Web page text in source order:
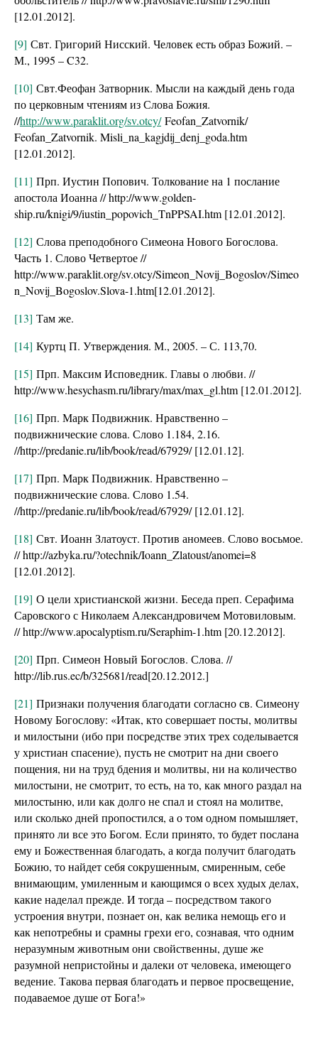
[12.01.2012].
[9] Свт. Григорий Нисский. Человек есть образ Божий. –
М., 1995 – C32.
[10] Свт.Феофан Затворник. Мысли на каждый день года
по церковным чтениям из Слова Божия.
//http://www.paraklit.org/sv.otcy/Feofan_Zatvornik/
Feofan_Zatvornik. Misli_na_kagjdij_denj_goda.htm
[12.01.2012].
[11] Прп. Иустин Попович. Толкование на 1 послание
апостола Иоанна // http://www.golden-
ship.ru/knigi/9/iustin_popovich_TnPPSAI.htm [12.01.2012].
[12] Слова преподобного Симеона Нового Богослова.
Часть 1. Слово Четвертое //
http://www.paraklit.org/sv.otcy/Simeon_Novij_Bogoslov/Simeo
n_Novij_Bogoslov.Slova-1.htm[12.01.2012].
[13] Там же.
[14] Куртц П. Утверждения. М., 2005. – С. 113,70.
[15] Прп. Максим Исповедник. Главы о любви. //
http://www.hesychasm.ru/library/max/max_gl.htm [12.01.2012].
[16] Прп. Марк Подвижник. Нравственно –
подвижнические слова. Слово 1.184, 2.16.
//http://predanie.ru/lib/book/read/67929/ [12.01.12].
[17] Прп. Марк Подвижник. Нравственно –
подвижнические слова. Слово 1.54.
//http://predanie.ru/lib/book/read/67929/ [12.01.12].
[18] Свт. Иоанн Златоуст. Против аномеев. Слово восьмое.
// http://azbyka.ru/?otechnik/Ioann_Zlatoust/anomei=8
[12.01.2012].
[19] О цели христианской жизни. Беседа преп. Серафима
Саровского с Николаем Александровичем Мотовиловым.
// http://www.apocalyptism.ru/Seraphim-1.htm [20.12.2012].
[20] Прп. Симеон Новый Богослов. Слова. //
http://lib.rus.ec/b/325681/read[20.12.2012.]
[21] Признаки получения благодати согласно св. Симеону
Новому Богослову: «Итак, кто совершает посты, молитвы
и милостыни (ибо при посредстве этих трех соделывается
у христиан спасение), пусть не смотрит на дни своего
пощения, ни на труд бдения и молитвы, ни на количество
милостыни, не смотрит, то есть, на то, как много раздал на
милостыню, или как долго не спал и стоял на молитве,
или сколько дней пропостился, а о том одном помышляет,
принято ли все это Богом. Если принято, то будет послана
ему и Божественная благодать, а когда получит благодать
Божию, то найдет себя сокрушенным, смиренным, себе
внимающим, умиленным и кающимся о всех худых делах,
какие наделал прежде. И тогда – посредством такого
устроения внутри, познает он, как велика немощь его и
как непотребны и срамны грехи его, сознавая, что одним
неразумным животным они свойственны, душе же
разумной непристойны и далеки от человека, имеющего
ведение. Такова первая благодать и первое просвещение,
подаваемое душе от Бога!»